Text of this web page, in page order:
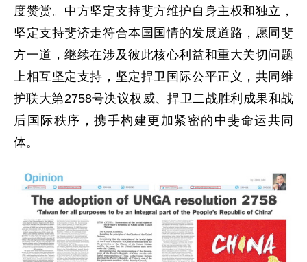
度赞赏。中方坚定支持斐方维护自身主权和独立，
坚定支持斐济走符合本国国情的发展道路，愿同斐
方一道，继续在涉及彼此核心利益和重大关切问题
上相互坚定支持，坚定捍卫国际公平正义，共同维
护联大第2758号决议权威、捍卫二战胜利成果和战
后国际秩序，携手构建更加紧密的中斐命运共同
体。